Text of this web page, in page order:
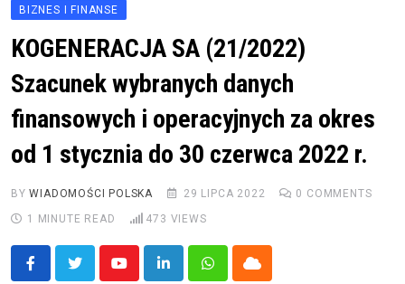
BIZNES I FINANSE
KOGENERACJA SA (21/2022)
Szacunek wybranych danych
finansowych i operacyjnych za okres
od 1 stycznia do 30 czerwca 2022 r.
BYWIADOMOŚCI POLSKA 29 LIPCA 2022 0 COMMENTS
1 MINUTE READ
473 VIEWS
YoutubeLinkedInWhatsappCloud